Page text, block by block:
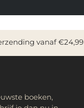
vanaf €24,99
boeken,